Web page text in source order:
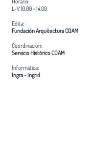
L-V 10.00 - 14.00
Edita:
Fundación Arquitectura COAM
Coordinación:
Servicio Histórico COAM
Informática:
Ingra - Ingrid